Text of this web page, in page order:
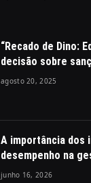
“Recado de Dino:
decisão sobre
agosto 20, 2025
A importância dos
desempenho na
junho 16, 2026